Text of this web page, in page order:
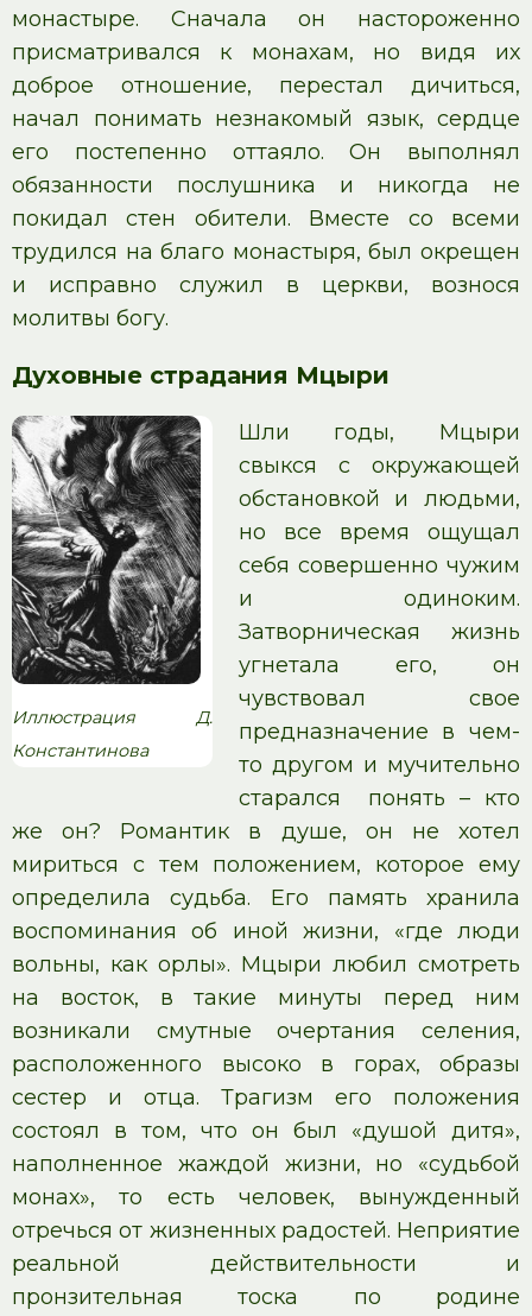
монастыре. Сначала он настороженно
присматривался к монахам, но видя их
доброе отношение, перестал дичиться,
начал понимать незнакомый язык, сердце
его постепенно оттаяло. Он выполнял
обязанности послушника и никогда не
покидал стен обители. Вместе со всеми
трудился на благо монастыря, был окрещен
и исправно служил в церкви, вознося
молитвы богу.
Духовные страдания Мцыри
Иллюстрация Д.
Константинова
Шли годы, Мцыри
свыкся с окружающей
обстановкой и людьми,
но все время ощущал
себя совершенно чужим
и одиноким.
Затворническая жизнь
угнетала его, он
чувствовал свое
предназначение в чем-
то другом и мучительно
старался понять – кто
же он? Романтик в душе, он не хотел
мириться с тем положением, которое ему
определила судьба. Его память хранила
воспоминания об иной жизни, «где люди
вольны, как орлы». Мцыри любил смотреть
на восток, в такие минуты перед ним
возникали смутные очертания селения,
расположенного высоко в горах, образы
сестер и отца. Трагизм его положения
состоял в том, что он был «душой дитя»,
наполненное жаждой жизни, но «судьбой
монах», то есть человек, вынужденный
отречься от жизненных радостей. Неприятие
реальной действительности и
пронзительная тоска по родине